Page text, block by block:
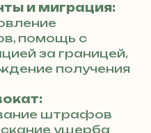
и миграция:
помощь с
за границей,
получения
штрафов
ущерба